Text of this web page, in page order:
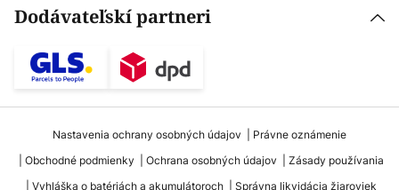
Dodávateľskí partneri
Nastavenia ochrany osobných údajov
Právne oznámenie
Obchodné podmienky
Ochrana osobných údajov
Zásady používania
Vyhláška o batériách a akumulátoroch
Správna likvidácia žiaroviek